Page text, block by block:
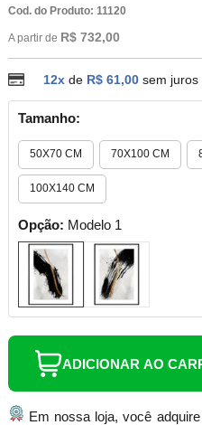
Cod. do Produto: 11120
A partir de R$ 732,00
12xde R$ 61,00 sem juros
Tamanho:
50X70 CM 70X100 CM
100X140 CM
Opção: Modelo 1
ADICIONAR AO
Em nossa loja, você